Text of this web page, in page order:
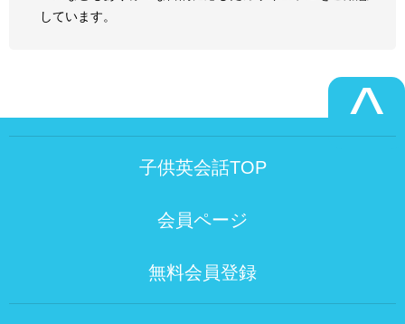
しています。
^
子供英会話TOP
会員ページ
無料会員登録